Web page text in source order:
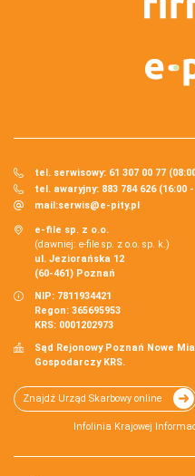
tel. serwisowy: 61 307 00 77
tel. awaryjny: 883 784 626 (16:00
mail:serwis@e-pity.pl
e-file sp. z o.o.
(dawniej: e-file sp. z o.o. sp. k.)
ul. Jeziorańska 12
(60-461) Poznań
NIP: 7811934421
Regon: 365695953
KRS: 0001202973
Sąd Rejonowy Poznań Nowe
Gospodarczy KRS.
Znajdź Urząd Skarbowy online
Infolinia Krajowej